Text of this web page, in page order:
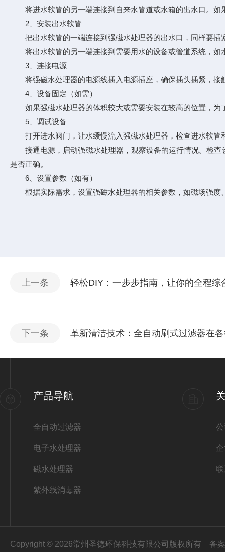
将进水软管的另一端连接到自来水管道或水箱的出水口。如
2、安装出水软管
把出水软管的一端连接到强磁水处理器的出水口，同样要插
将出水软管的另一端连接到需要用水的设备或管道系统，如
3、连接电源
将强磁水处理器的电源线插入电源插座，确保插头插紧，接
4、设备固定（如需）
如果强磁水处理器的体积较大或需要安装在较高的位置，为
5、调试设备
打开进水阀门，让水缓慢流入强磁水处理器，检查进水软管
接通电源，启动强磁水处理器，观察设备的运行情况。检查
是否正确。
6、设置参数（如有）
根据实际需求，设置强磁水处理器的相关参数，如磁场强度
上一条 轻松DIY：一步步指南，让你的全程综
下一条 革新清洁技术：全自动刷式过滤器在
产品导航
全自动过滤器
电子水处理器
磁水处理器
紫外线消毒器
Copyright © 2026常州圣德环保科技有限公司版权所有 备